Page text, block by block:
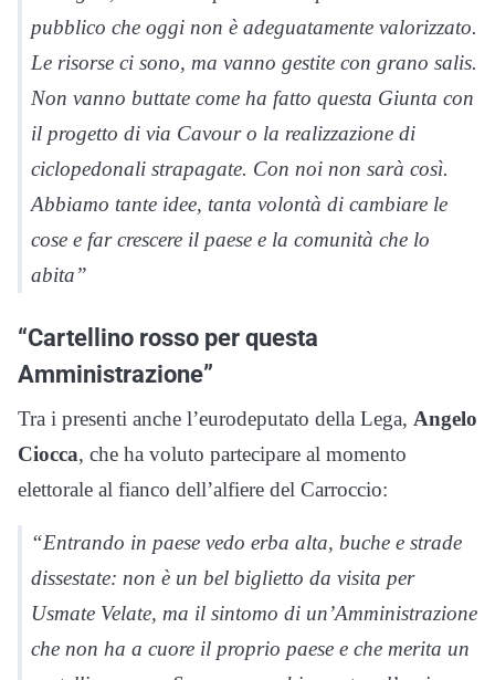
pubblico che oggi non è adeguatamente valorizzato.
Le risorse ci sono, ma vanno gestite con grano salis.
Non vanno buttate come ha fatto questa Giunta con
il progetto di via Cavour o la realizzazione di
ciclopedonali strapagate. Con noi non sarà così.
Abbiamo tante idee, tanta volontà di cambiare le
cose e far crescere il paese e la comunità che lo
abita”
“Cartellino rosso per questa
Amministrazione”
Tra i presenti anche l’eurodeputato della Lega, Angelo
Ciocca, che ha voluto partecipare al momento
elettorale al fianco dell’alfiere del Carroccio:
“Entrando in paese vedo erba alta, buche e strade
dissestate: non è un bel biglietto da visita per
Usmate Velate, ma il sintomo di un’Amministrazione
che non ha a cuore il proprio paese e che merita un